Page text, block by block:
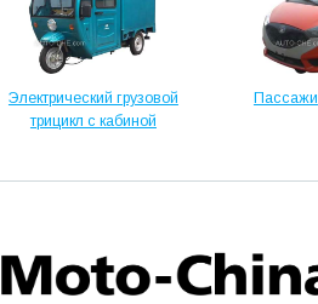
Электрический грузовой
трицикл с кабиной